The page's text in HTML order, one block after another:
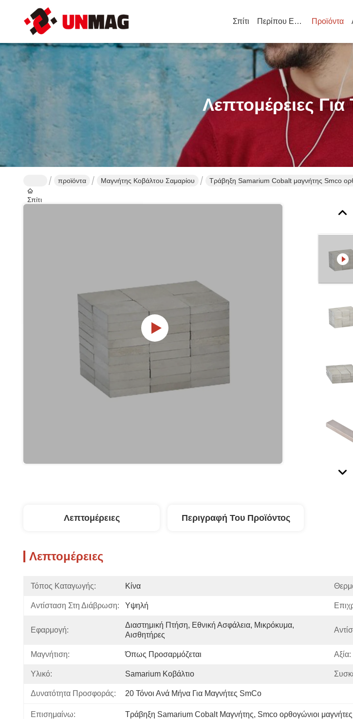
Σπίτι Περίπου Εμείς Προϊόντα
Λεπτομέρειες
Σπίτι
προϊόντα Μαγνήτης Κοβάλτου Σαμαρίου Τράβηξη Samarium Cobalt μαγνήτης Smco
Λεπτομέρειες Περιγραφή Του Προϊόντος
Λεπτομέρειες
Τόπος Καταγωγής: Κίνα
Αντίσταση Στη Διάβρωση: Υψηλή
Εφαρμογή:
Διαστημική Πτήση, Εθνική Ασφάλεια, Μικρόκυμα,
Αισθητήρες
Μαγνήτιση: Όπως Προσαρμόζεται Αξία:
Υλικό: Samarium Κοβάλτιο
Δυνατότητα Προσφοράς: 20 Τόνοι Ανά Μήνα Για Μαγνήτες SmCo
Επισημαίνω: Τράβηξη Samarium Cobalt Μαγνήτης, Smco ορθογώνιοι